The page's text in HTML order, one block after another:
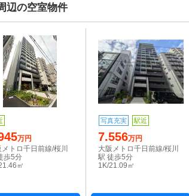
辺の空室物件
万円
メトロ千日前線/桜川
歩5分
㎡
写真充実 駅近
7.556万円
大阪メトロ千日前線/桜川
駅 徒歩5分
1K/21.09㎡